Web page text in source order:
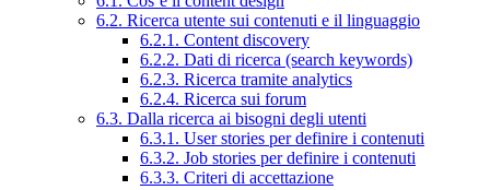
6.2. Ricerca utente sui contenuti e il linguaggio
6.2.1. Content discovery
6.2.2. Dati di ricerca (search keywords)
6.2.3. Ricerca tramite analytics
6.2.4. Ricerca sui forum
6.3. Dalla ricerca ai bisogni degli utenti
6.3.1. User stories per definire i contenuti
6.3.2. Job stories per definire i contenuti
6.3.3. Criteri di accettazione